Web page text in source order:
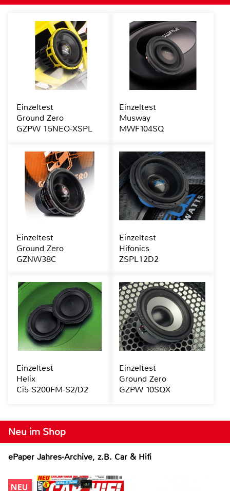
Neu im Shop
ePaper Jahres-Archive, z.B. Car & Hifi
Einzeltest
Ground Zero
GZPW 15NEO-XSPL
Einzeltest
Musway
MWF104SQ
Einzeltest
Ground Zero
GZNW38C
Einzeltest
Hifonics
ZSPL12D2
Einzeltest
Helix
Ci5 S200FM-S2/D2
Einzeltest
Ground Zero
GZPW 10SQX